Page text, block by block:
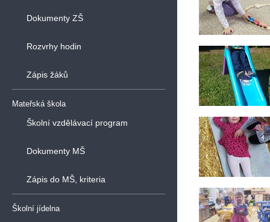
Dokumenty ZŠ
Rozvrhy hodin
Zápis žáků
Mateřská škola
Školní vzdělávací program
Dokumenty MŠ
Zápis do MŠ, kriteria
Školní jídelna